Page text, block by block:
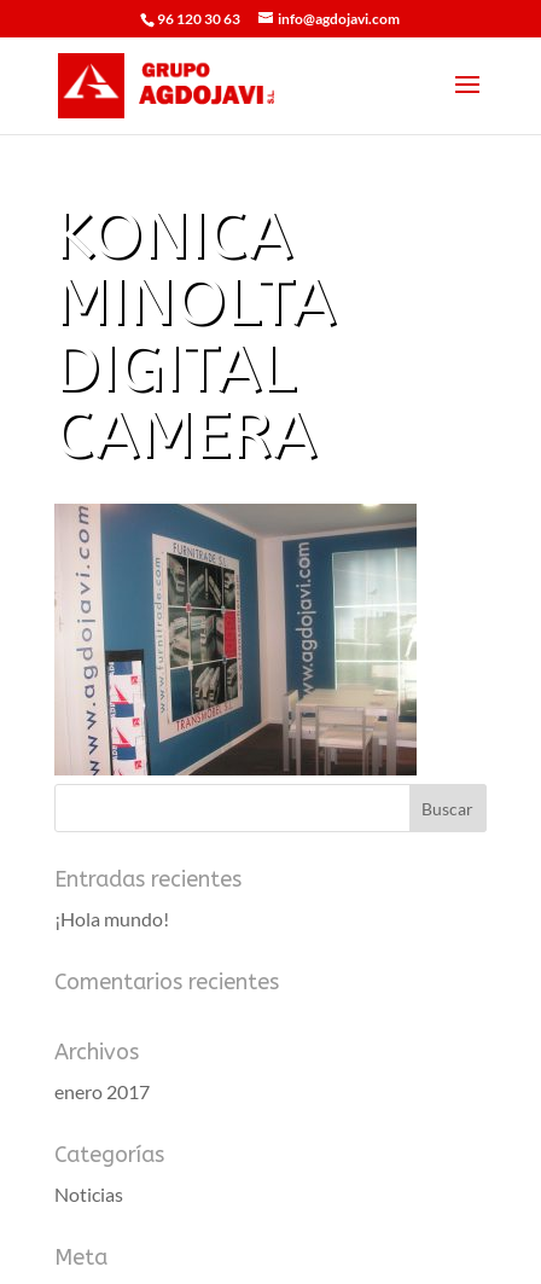
96 120 30 63 info@agdojavi.com
KONICA
MINOLTA
DIGITAL
CAMERA
Entradas recientes
¡Hola mundo!
Comentarios recientes
Archivos
enero 2017
Categorías
Noticias
Meta